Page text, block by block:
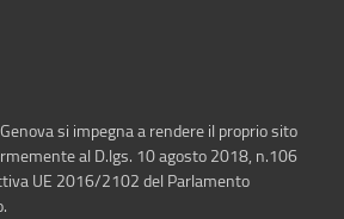
si impegna a rendere il proprio sito
al D.lgs. 10 agosto 2018, n.106
UE 2016/2102 del Parlamento